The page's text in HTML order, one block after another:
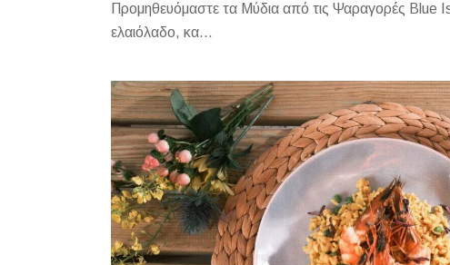
Προμηθευόμαστε τα Μύδια από τις Ψαραγορές Blue
ελαιόλαδο, κα...